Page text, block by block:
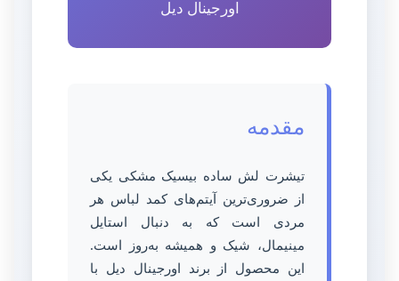
اورجینال دیل
مقدمه
تیشرت لش ساده بیسیک مشکی یکی
از ضروری‌ترین آیتم‌های کمد لباس هر
مردی است که به دنبال استایل
مینیمال، شیک و همیشه به‌روز است.
این محصول از برند اورجینال دیل با